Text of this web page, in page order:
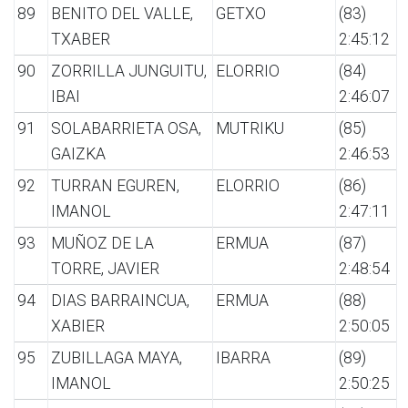
89
BENITO DEL VALLE,
TXABER
GETXO
(83)
2:45:12
90
ZORRILLA JUNGUITU,
IBAI
ELORRIO
(84)
2:46:07
91
SOLABARRIETA OSA,
GAIZKA
MUTRIKU
(85)
2:46:53
92
TURRAN EGUREN,
IMANOL
ELORRIO
(86)
2:47:11
93
MUÑOZ DE LA
TORRE, JAVIER
ERMUA
(87)
2:48:54
94
DIAS BARRAINCUA,
XABIER
ERMUA
(88)
2:50:05
95
ZUBILLAGA MAYA,
IMANOL
IBARRA
(89)
2:50:25